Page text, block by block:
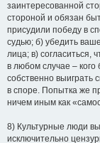
заинтересованной
стороной и обязан
присудили победу в
судью; б) убедить
лица; в) согласиться,
в любом случае –
собственно выиграть
в споре. Попытка же
ничем иным как
8) Культурные люди
исключительно